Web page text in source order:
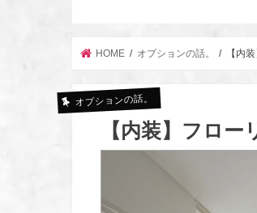
HOME オプションの話。 【内
オプションの話。
【内装】フロ